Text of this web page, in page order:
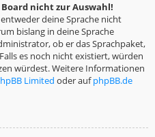
nicht zur Auswahl!
deine Sprache nicht
bislang in deine Sprache
ob er das Sprachpaket,
es noch nicht existiert, würden
würdest. Weitere Informationen
Limited oder aufphpBB.de